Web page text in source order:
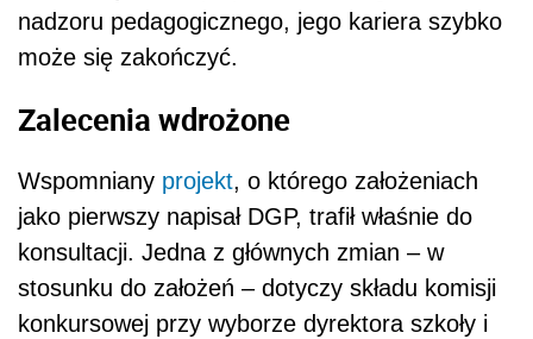
nadzoru pedagogicznego, jego kariera szybko
może się zakończyć.
Zalecenia wdrożone
Wspomniany projekt, o którego założeniach
jako pierwszy napisał DGP, trafił właśnie do
konsultacji. Jedna z głównych zmian – w
stosunku do założeń – dotyczy składu komisji
konkursowej przy wyborze dyrektora szkoły i